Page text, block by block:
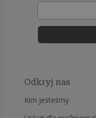
Odkryj nas
Kim jesteśmy